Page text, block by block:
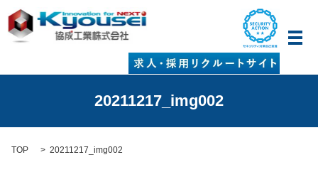
メ
20211217_img002
TOP 20211217_img002